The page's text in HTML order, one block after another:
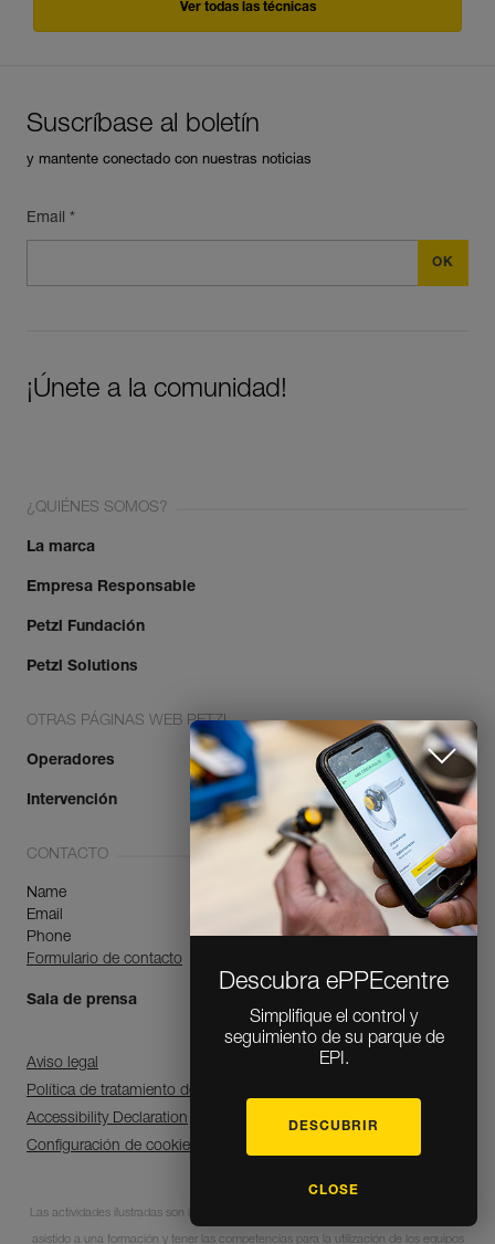
Ver todas las técnicas
Descubra ePPEcentre
Simplifique el control y
seguimiento de su parque de
EPI.
DESCUBRIR
CLOSE
Suscríbase al boletín
y mantente conectado con nuestras noticias
Email *
¡Únete a la comunidad!
¿QUIÉNES SOMOS?
La marca
Empresa Responsable
Petzl Fundación
Petzl Solutions
OTRAS PÁGINAS WEB PETZL
Operadores
Intervención
CONTACTO
Name
Email
Phone
Formulario de contacto
Sala de prensa
Aviso legal
Política de tratamiento de datos personales y gestión de cookies
Accessibility Declaration
Configuración de cookies
Las actividades ilustradas son intrínsecamente peligrosas. Cada usuario debe haber
asistido a una formación y tener las competencias para la utilización de los equipos